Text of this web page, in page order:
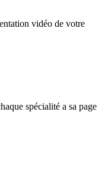
vidéo de votre
spécialité a sa page